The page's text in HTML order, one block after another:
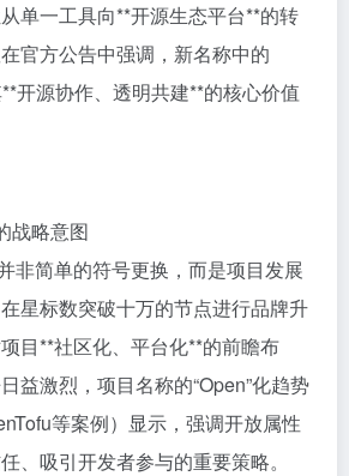
单一工具向**开源生态平台**的转
官方公告中强调，新名称中的
开源协作、透明共建**的核心价值
战略意图
非简单的符号更换，而是项目发展
星标数突破十万的节点进行品牌升
目**社区化、平台化**的前瞻布
益激烈，项目名称的“Open”化趋势
等案例）显示，强调开放属性
、吸引开发者参与的重要策略。